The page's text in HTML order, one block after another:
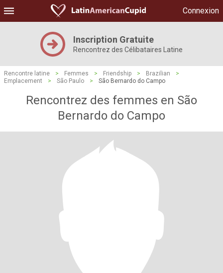
Connexion
Inscription Gratuite
Rencontrez des Célibataires Latine
Rencontre latine > Femmes > Friendship > Brazilian
>
Emplacement
> São Paulo > São Bernardo do Campo
Rencontrez des femmes en São
Bernardo do Campo